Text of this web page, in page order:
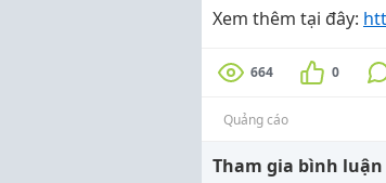
Xem thêm tại đây:
664 0
Quảng cáo
Tham gia bình luận